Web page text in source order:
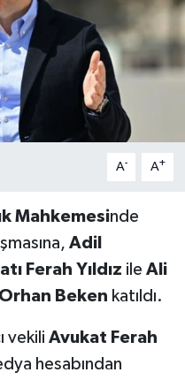
A- A+
Mahkemesinde
Adil
Ferah Yıldız ile Ali
Orhan Beken katıldı.
vekili Avukat Ferah
hesabından